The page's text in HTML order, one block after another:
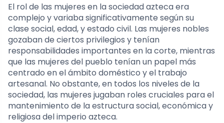
El rol de las mujeres en la sociedad azteca era
complejo y variaba significativamente según su
clase social, edad, y estado civil. Las mujeres nobles
gozaban de ciertos privilegios y tenían
responsabilidades importantes en la corte, mientras
que las mujeres del pueblo tenían un papel más
centrado en el ámbito doméstico y el trabajo
artesanal. No obstante, en todos los niveles de la
sociedad, las mujeres jugaban roles cruciales para el
mantenimiento de la estructura social, económica y
religiosa del imperio azteca.